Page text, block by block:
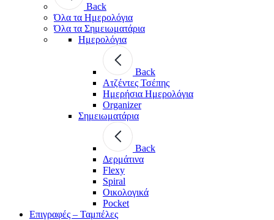
Back
Όλα τα Ημερολόγια
Όλα τα Σημειωματάρια
Ημερολόγια
Back
Ατζέντες Τσέπης
Ημερήσια Ημερολόγια
Organizer
Σημειωματάρια
Back
Δερμάτινα
Flexy
Spiral
Οικολογικά
Pocket
Επιγραφές – Ταμπέλες